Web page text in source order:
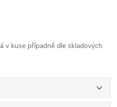
v kuse případně dle skladových